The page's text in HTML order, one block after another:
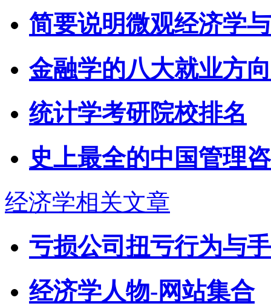
简要说明微观经济学
金融学的八大就业方
统计学考研院校排名
史上最全的中国管理
经济学相关文章
亏损公司扭亏行为与
经济学人物-网站集合